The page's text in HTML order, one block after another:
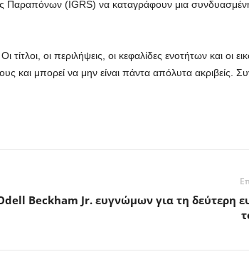
Παραπόνων (IGRS) να καταγράφουν μια
οι περιλήψεις, οι κεφαλίδες ενοτήτων και οι
και μπορεί να μην είναι πάντα απόλυτα ακριβείς.
Beckham Jr. ευγνώμων για τη δεύτερη